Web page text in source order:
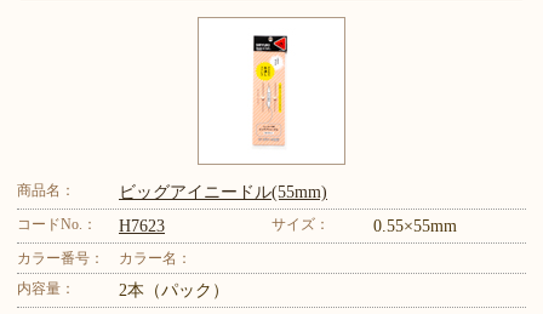
商品名： ビッグアイニードル(55mm)
コードNo.： H7623 サイズ： 0.55×55mm
カラー番号：
カラー名：
内容量：
2本（パック）